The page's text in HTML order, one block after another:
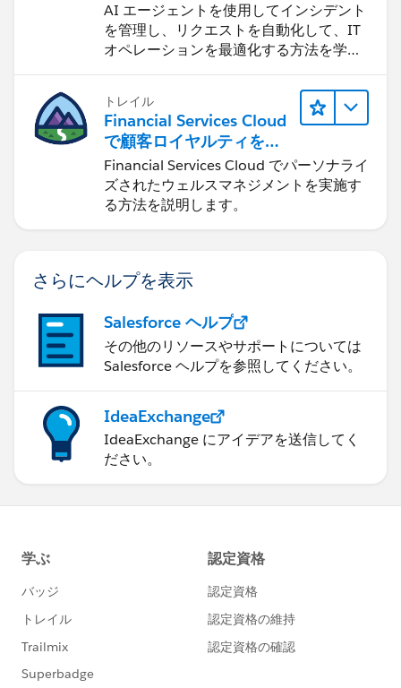
AI エージェントを使用してインシデント
を管理し、リクエストを自動化して、IT
オペレーションを最適化する方法を学習
トレイル
Financial Services Cloud
で顧客ロイヤルティを促
進
Financial Services Cloud でパーソナライ
ズされたウェルスマネジメントを実施す
る方法を説明します。
さらにヘルプを表示
Salesforce ヘルプ
その他のリソースやサポートについては
Salesforce ヘルプを参照してください。
IdeaExchange
IdeaExchange にアイデアを送信してく
ださい。